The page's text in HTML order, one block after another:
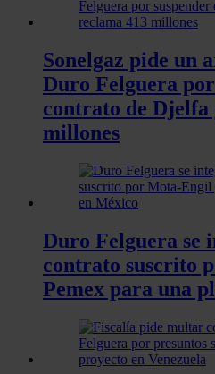
Sonelgaz pide un
Duro Felguera por
contrato de Djelfa
millones
Duro Felguera se
contrato suscrito
Pemex para una